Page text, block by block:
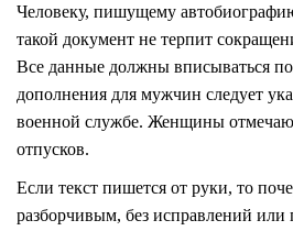
Человеку, пишущему
такой документ не терпит
Все данные должны вписываться
дополнения для мужчин следует
военной службе. Женщины
отпусков.
Если текст пишется от руки, то
разборчивым, без исправлений или